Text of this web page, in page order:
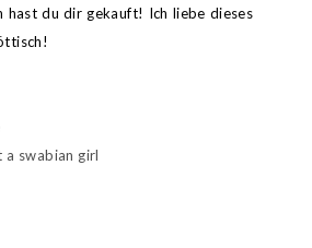
hast du dir gekauft! Ich liebe dieses
a swabian girl